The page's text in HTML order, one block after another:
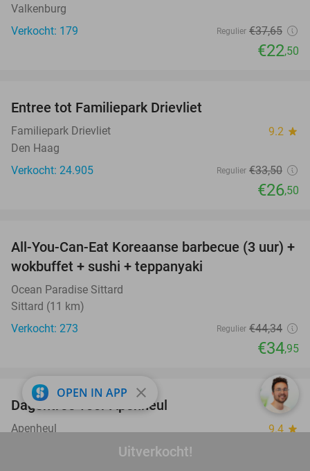
Uitverkocht!
Valkenburg
Verkocht: 179
Regulier €37,65
€22,50
Entree tot Familiepark Drievliet
Familiepark Drievliet 9.2 star
Den Haag
Verkocht: 24.905
Regulier €33,50
€26,50
21%
All-You-Can-Eat Koreaanse barbecue (3 uur) +
wokbuffet + sushi + teppanyaki
Ocean Paradise Sittard
Sittard (11 km)
Verkocht: 273
Regulier €44,34
€34,95
36%
Dagentree voor Apenheul
Apenheul 9.4star
OPEN IN APP close